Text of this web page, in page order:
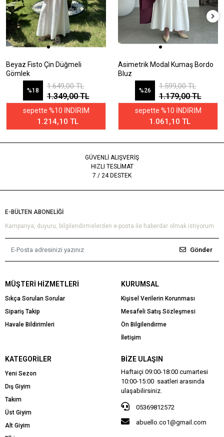
Beyaz Fisto Çin Düğmeli
Gömlek
%18
1.649,00 TL
1.349,00 TL
sepette %10 İNDİRİM
1.214,10 TL
Asimetrik Modal Kumaş Bordo
Bluz
%26
1.599,00 TL
1.179,00 TL
sepette %10 İNDİRİM
1.061,10 TL
GÜVENLİ ALIŞVERİŞ
HIZLI TESLİMAT
7 / 24 DESTEK
E-BÜLTEN ABONELİĞİ
Kampanya, duyuru, bilgilendirmelerden e-posta ile haberdar olmak istiyorum.
Gönder
MÜŞTERI HIZMETLERI
Sıkça Sorulan Sorular
Sipariş Takip
Havale Bildirimleri
KURUMSAL
Kişisel Verilerin Korunması
Mesafeli Satış Sözleşmesi
Ön Bilgilendirme
İletişim
KATEGORILER
Yeni Sezon
Dış Giyim
Takım
Üst Giyim
Alt Giyim
BIZE ULAŞIN
Haftaiçi 09:00-18:00 cumartesi
10:00-15:00 saatleri arasında
ulaşabilirsiniz.
05369812572
abuello.co1@gmail.com